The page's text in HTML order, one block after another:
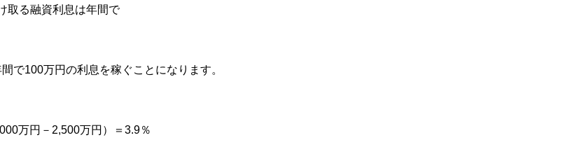
取る融資利息は年間で
で100万円の利息を稼ぐことになります。
万円－2,500万円）＝3.9％